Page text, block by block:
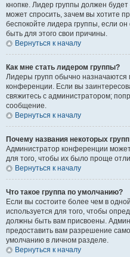
кнопке. Лидер группы должен
может спросить, зачем вы хотите
беспокойте лидера группы, если
быть для этого свои причины.
Вернуться к началу
Как мне стать лидером группы?
Лидеры групп обычно
конференции. Если вы
свяжитесь с администратором;
сообщение.
Вернуться к началу
Почему названия некоторых
Администратор конференции может
для того, чтобы их было проще
Вернуться к началу
Что такое группа по умолчанию?
Если вы состоите более чем в
используется для того, чтобы
должны быть вам присвоены.
предоставить вам разрешение
умолчанию в личном разделе.
Вернуться к началу